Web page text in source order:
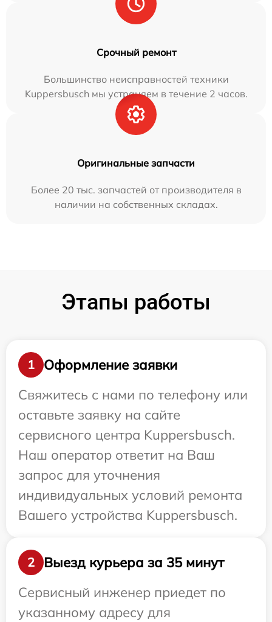
Срочный ремонт
Большинство неисправностей техники
Kuppersbusch мы устраняем в течение 2 часов.
Оригинальные запчасти
Более 20 тыс. запчастей от производителя в
наличии на собственных складах.
Этапы работы
1
Оформление заявки
Свяжитесь с нами по телефону или
оставьте заявку на сайте
сервисного центра Kuppersbusch.
Наш оператор ответит на Ваш
запрос для уточнения
индивидуальных условий ремонта
Вашего устройства Kuppersbusch.
2
Выезд курьера за 35 минут
Сервисный инженер приедет по
указанному адресу для